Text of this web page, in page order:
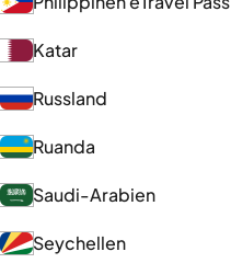
Katar
Russland
Ruanda
Saudi-Arabien
Seychellen